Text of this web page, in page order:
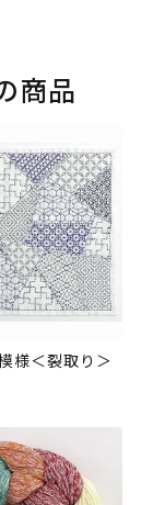
商品
様＜裂取り＞